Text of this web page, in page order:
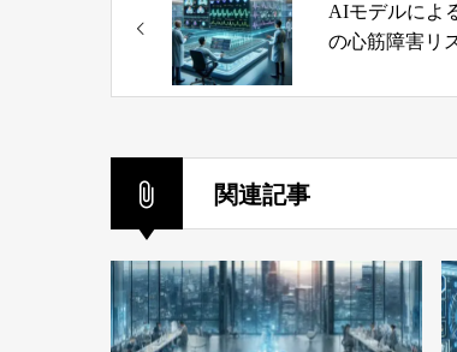
AIモデルによ
の心筋障害リ
関連記事